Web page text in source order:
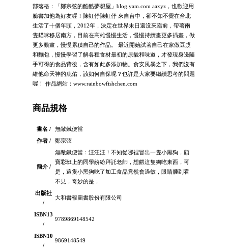
部落格：「鄭宗弦的酷酷夢想屋」blog.yam.com aaxyz，也歡迎用
臉書加他為好友喔！陳虹伃陳虹伃 來自台中，卻不知不覺在台北
生活了十個年頭，2012年，決定在世界末日還沒來臨前，帶著兩
隻貓咪移居南方，目前在高雄慢慢生活，慢慢持續畫更多插畫，做
更多動畫，慢慢累積自己的作品。 最近開始試著自己在家做豆漿
和麵包，慢慢學習了解各種食材最初的原貌和味道，才發現身邊隨
手可得的食品背後，含有如此多添加物。食安風暴之下，我們沒有
維他命天神的庇佑，該如何自保呢？也許是大家要繼續思考的問題
喔！ 作品網站：www.rainbowfishchen.com
商品規格
書名 /
無敵鐵便當
作者 /
鄭宗弦
簡介 /
無敵鐵便當：汪汪汪！不知從哪裡冒出一隻小黑狗，顏
寶彩班上的同學紛紛拜託老師，想餵這隻狗吃東西，可
是，這隻小黑狗吃了加工食品竟然會過敏，眼睛腫到看
不見，奇妙的是，
出版社
/
大和書報圖書股份有限公司
ISBN13
/
9789869148542
ISBN10
/
9869148549